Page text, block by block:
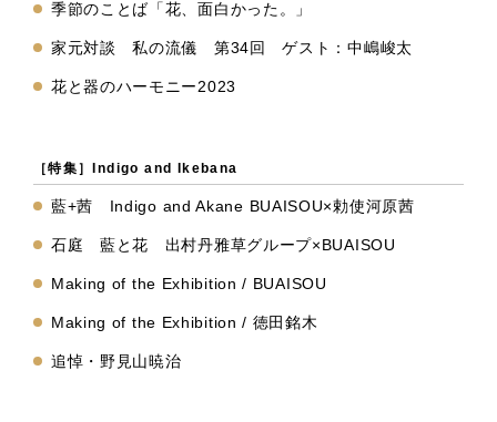
季節のことば「花、面白かった。」
家元対談 私の流儀 第34回 ゲスト：中嶋峻太
花と器のハーモニー2023
［特集］Indigo and Ikebana
藍+茜 Indigo and Akane BUAISOU×勅使河原茜
石庭 藍と花 出村丹雅草グループ×BUAISOU
Making of the Exhibition / BUAISOU
Making of the Exhibition / 徳田銘木
追悼・野見山暁治